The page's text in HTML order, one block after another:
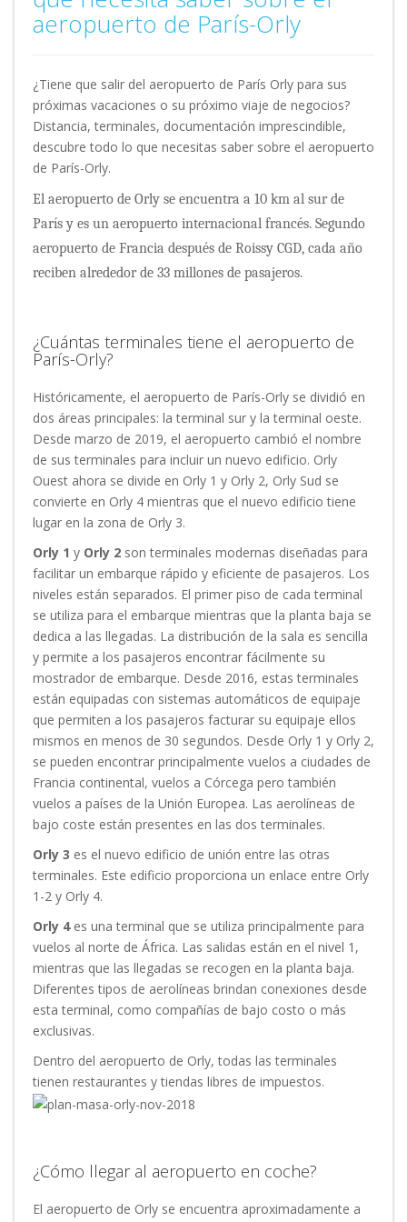
aeropuerto de París-Orly
¿Tiene que salir del aeropuerto de París Orly para sus
próximas vacaciones o su próximo viaje de negocios?
Distancia, terminales, documentación imprescindible,
descubre todo lo que necesitas saber sobre el aeropuerto
de París-Orly.
El aeropuerto de Orly se encuentra a 10 km al sur de
París y es un aeropuerto internacional francés. Segundo
aeropuerto de Francia después de Roissy CGD, cada año
reciben alrededor de 33 millones de pasajeros.
¿Cuántas terminales tiene el aeropuerto de
París-Orly?
Históricamente, el aeropuerto de París-Orly se dividió en
dos áreas principales: la terminal sur y la terminal oeste.
Desde marzo de 2019, el aeropuerto cambió el nombre
de sus terminales para incluir un nuevo edificio. Orly
Ouest ahora se divide en Orly 1 y Orly 2, Orly Sud se
convierte en Orly 4 mientras que el nuevo edificio tiene
lugar en la zona de Orly 3.
Orly 1 y Orly 2 son terminales modernas diseñadas para
facilitar un embarque rápido y eficiente de pasajeros. Los
niveles están separados. El primer piso de cada terminal
se utiliza para el embarque mientras que la planta baja se
dedica a las llegadas. La distribución de la sala es sencilla
y permite a los pasajeros encontrar fácilmente su
mostrador de embarque. Desde 2016, estas terminales
están equipadas con sistemas automáticos de equipaje
que permiten a los pasajeros facturar su equipaje ellos
mismos en menos de 30 segundos. Desde Orly 1 y Orly 2,
se pueden encontrar principalmente vuelos a ciudades de
Francia continental, vuelos a Córcega pero también
vuelos a países de la Unión Europea. Las aerolíneas de
bajo coste están presentes en las dos terminales.
Orly 3 es el nuevo edificio de unión entre las otras
terminales. Este edificio proporciona un enlace entre Orly
1-2 y Orly 4.
Orly 4es una terminal que se utiliza principalmente para
vuelos al norte de África. Las salidas están en el nivel 1,
mientras que las llegadas se recogen en la planta baja.
Diferentes tipos de aerolíneas brindan conexiones desde
esta terminal, como compañías de bajo costo o más
exclusivas.
Dentro del aeropuerto de Orly, todas las terminales
tienen restaurantes y tiendas libres de impuestos.
¿Cómo llegar al aeropuerto en coche?
El aeropuerto de Orly se encuentra aproximadamente a